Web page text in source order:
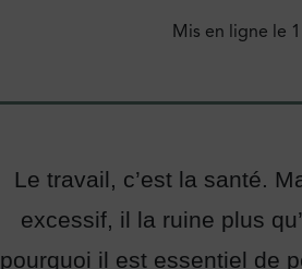
Mis en ligne le
Le travail, c’est la santé.
excessif, il la ruine plus
pourquoi il est essentiel de